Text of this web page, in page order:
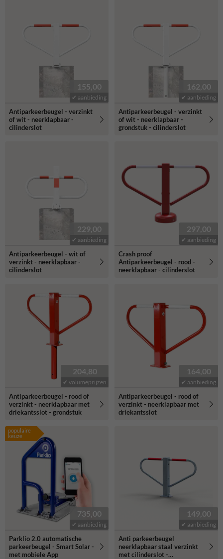
155,00
✔ aanbieding
Antiparkeerbeugel - verzinkt
of wit - neerklapbaar -
cilinderslot
162,00
✔ aanbieding
Antiparkeerbeugel - verzinkt
of wit - neerklapbaar -
grondstuk - cilinderslot
229,00
✔ aanbieding
Antiparkeerbeugel - wit of
verzinkt - neerklapbaar -
cilinderslot
297,00
✔ aanbieding
Crash proof
Antiparkeerbeugel - rood -
neerklapbaar - cilinderslot
204,80
✔ volumeprijzen
Antiparkeerbeugel - rood of
verzinkt - neerklapbaar met
driekantsslot - grondstuk
164,00
✔ aanbieding
Antiparkeerbeugel - rood of
verzinkt - neerklapbaar met
driekantsslot
populaire
keuze
735,00
✔ aanbieding
Parklio 2.0 automatische
parkeerbeugel - Smart Solar -
met mobiele App
149,00
✔ aanbieding
Anti parkeerbeugel
neerklapbaar staal verzinkt
met cilinderslot -